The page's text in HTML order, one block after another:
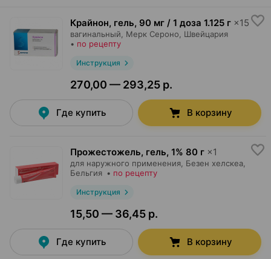
Крайнон, гель, 90 мг / 1 доза 1.125 г ×15
вагинальный, Мерк Сероно , Швейцария
• по рецепту
Инструкция
270,00 — 293,25 р.
Где купить В корзину
Прожестожель, гель, 1% 80 г ×1
для наружного применения, Безен хелскеа
Бельгия • по рецепту
Инструкция
15,50 — 36,45 р.
Где купить В корзину